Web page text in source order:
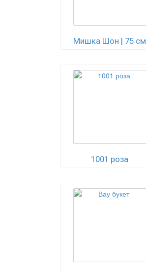
Мишка Шон | 75 см
1001 роза